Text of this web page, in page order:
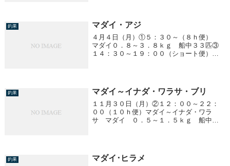
釣果 マダイ・アジ
４月４日（月）①５：３０～（８ｈ便）
マダイ０．８～３．８ｋｇ 船中３３匹③
１４：３０～１９：００（ショート便）ア
釣果 マダイ～イナダ・ワラサ・ブリ
１１月３０日（月）②１２：００～２２：
００（１０ｈ便）マダイ～イナダ・ワラ
サ マダイ ０．５～１．５ｋｇ 船中２
釣果 マダイ･ヒラメ